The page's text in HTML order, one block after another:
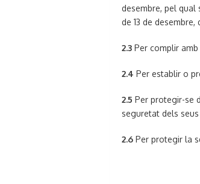
desembre, pel qual
de 13 de
2.3 Per complir
2.4 Per establir o
2.5 Per protegir-se
seguretat dels
2.6 Per protegir la